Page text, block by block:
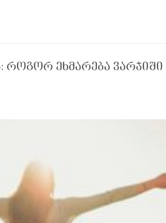
ეხმარება